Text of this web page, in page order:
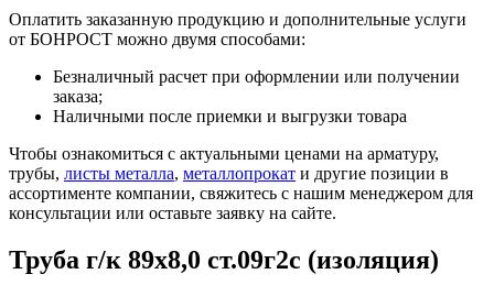
Оплатить заказанную продукцию и дополнительные услуги
от БОНРОСТ можно двумя способами:
Безналичный расчет при оформлении или получении
заказа;
Наличными после приемки и выгрузки товара
Чтобы ознакомиться с актуальными ценами на арматуру,
трубы, листы металла, металлопрокат и другие позиции в
ассортименте компании, свяжитесь с нашим менеджером для
консультации или оставьте заявку на сайте.
Труба г/к 89х8,0 ст.09г2с (изоляция)